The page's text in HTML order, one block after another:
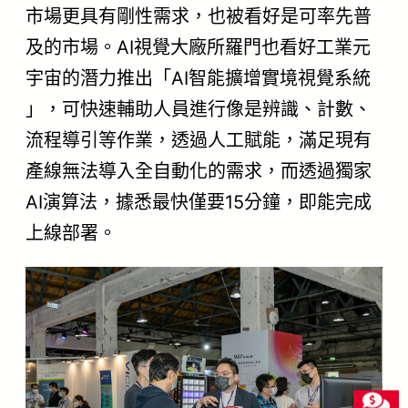
市場更具有剛性需求，也被看好是可率先普
及的市場。AI視覺大廠所羅門也看好工業元
宇宙的潛力推出「AI智能擴增實境視覺系統
」，可快速輔助人員進行像是辨識、計數、
流程導引等作業，透過人工賦能，滿足現有
產線無法導入全自動化的需求，而透過獨家
AI演算法，據悉最快僅要15分鐘，即能完成
上線部署。